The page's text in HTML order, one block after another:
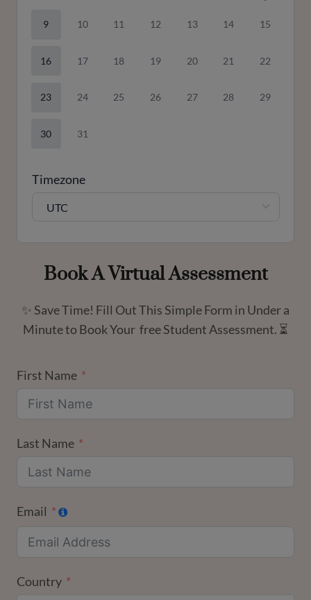
9 10 11 12 13 14 15
16 17 18 19 20 21 22
23 24 25 26 27 28 29
30 31
Timezone
UTC
Book A Virtual Assessment
✨ Save Time! Fill Out This Simple Form in Under a
Minute to Book Your free Student Assessment. ⏳
First Name
Last Name
Email
Country